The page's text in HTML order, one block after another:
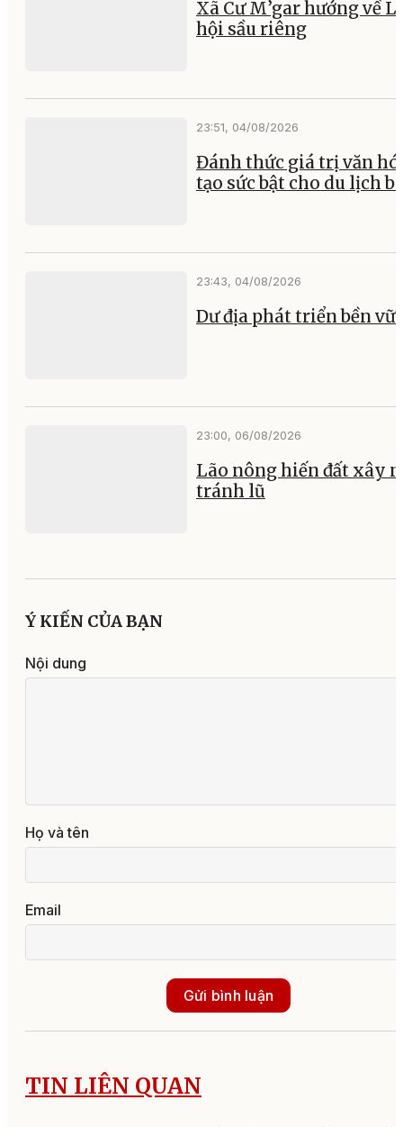
Xã Cư M’gar hướng về
hội sầu riêng
23:51, 04/08/2026
Đánh thức giá trị văn
tạo sức bật cho du lịch
23:43, 04/08/2026
Dư địa phát triển bền
23:00, 06/08/2026
Lão nông hiến đất xây
tránh lũ
Ý KIẾN CỦA BẠN
Nội dung
Họ và tên
Email
Gửi bình luận
TIN LIÊN QUAN